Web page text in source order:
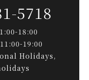
5718
18:00
19:00
Holidays,